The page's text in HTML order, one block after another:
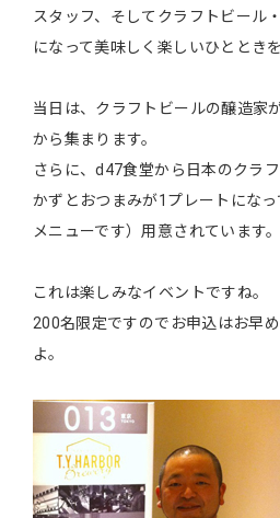
スタッフ、そしてクラフトビール
になって美味しく楽しいひととき
当日は、クラフトビールの醸造家
から集まります。
さらに、d47食堂から日本のクラ
かずとおつまみが1プレートになっ
メニューです）用意されています。
これは楽しみなイベントですね。
200名限定ですのでお申込はお早
よ。